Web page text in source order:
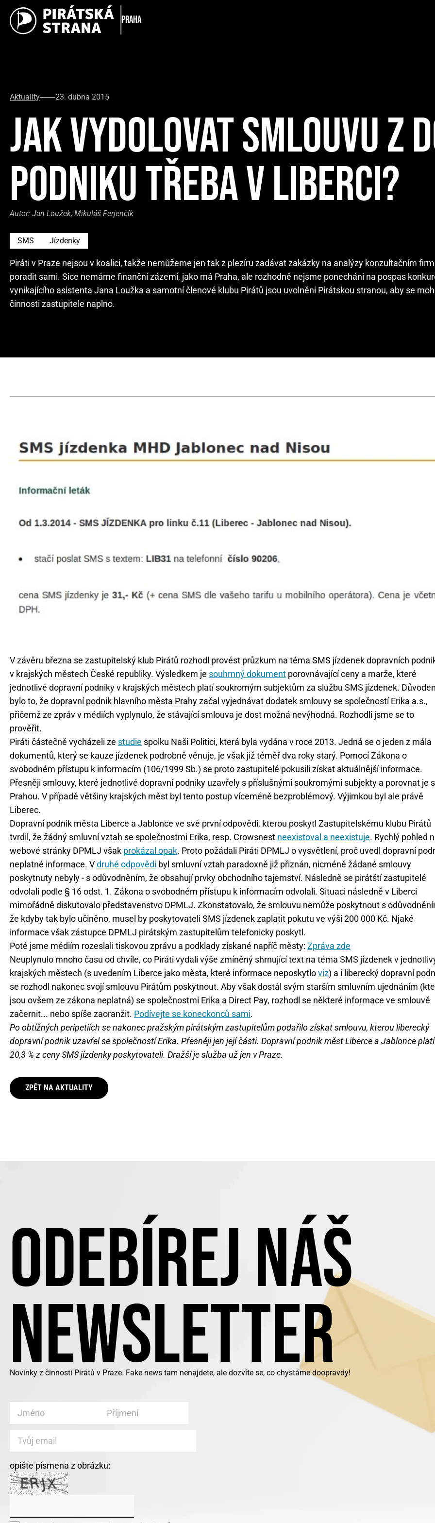
Praha
Aktuality 23. dubna 2015
JAK VYDOLOVAT SMLOUVU Z
PODNIKU TŘEBA V LIBERCI?
Autor: Jan Loužek, Mikuláš Ferjenčík
SMS Jízdenky
Piráti v Praze nejsou v koalici, takže nemůžeme jen tak z plezíru zadávat zakázky na analýzy konzultačním
poradit sami. Sice nemáme finanční zázemí, jako má Praha, ale rozhodně nejsme ponecháni na pospas
vynikajícího asistenta Jana Loužka a samotní členové klubu Pirátů jsou uvolněni Pirátskou stranou, aby se
činnosti zastupitele naplno.
V závěru března se zastupitelský klub Pirátů rozhodl provést průzkum na téma SMS jízdenek dopravních
v krajských městech České republiky. Výsledkem je souhrnný dokument porovnávající ceny a marže, které
jednotlivé dopravní podniky v krajských městech platí soukromým subjektům za službu SMS jízdenek.
bylo to, že dopravní podnik hlavního města Prahy začal vyjednávat dodatek smlouvy se společností Erika a.s.,
přičemž ze zpráv v médiích vyplynulo, že stávající smlouva je dost možná nevýhodná. Rozhodli jsme se to
prověřit.
Piráti částečně vycházeli ze studie spolku Naši Politici, která byla vydána v roce 2013. Jedná se o jeden z mála
dokumentů, který se kauze jízdenek podrobně věnuje, je však již téměř dva roky starý. Pomocí Zákona o
svobodném přístupu k informacím (106/1999 Sb.) se proto zastupitelé pokusili získat aktuálnější informace.
Přesněji smlouvy, které jednotlivé dopravní podniky uzavřely s příslušnými soukromými subjekty a porovnat je s
Prahou. V případě většiny krajských měst byl tento postup víceméně bezproblémový. Výjimkou byl ale právě
Liberec.
Dopravní podnik města Liberce a Jablonce ve své první odpovědi, kterou poskytl Zastupitelskému klubu Pirátů
tvrdil, že žádný smluvní vztah se společnostmi Erika, resp. Crowsnest neexistoval a neexistuje. Rychlý pohled
webové stránky DPMLJ však prokázal opak. Proto požádali Piráti DPMLJ o vysvětlení, proč uvedl dopravní
neplatné informace. Vdruhé odpovědi byl smluvní vztah paradoxně již přiznán, nicméně žádané smlouvy
poskytnuty nebyly - s odůvodněním, že obsahují prvky obchodního tajemství. Následně se pirátští zastupitelé
odvolali podle § 16 odst. 1. Zákona o svobodném přístupu k informacím odvolali. Situaci následně v Liberci
mimořádně diskutovalo představenstvo DPMLJ. Zkonstatovalo, že smlouvu nemůže poskytnout s
že kdyby tak bylo učiněno, musel by poskytovateli SMS jízdenek zaplatit pokutu ve výši 200 000 Kč. Njaké
informace však zástupce DPMLJ pirátským zastupitelům telefonicky poskytl.
Poté jsme médiím rozeslali tiskovou zprávu a podklady získané napříč městy: Zpráva zde
Neuplynulo mnoho času od chvíle, co Piráti vydali výše zmíněný shrnující text na téma SMS jízdenek v
krajských městech (s uvedením Liberce jako města, které informace neposkytloviz) a i liberecký dopravní
se rozhodl nakonec svojí smlouvu Pirátům poskytnout. Aby však dostál svým starším smluvním ujednáním
jsou ovšem ze zákona neplatná) se společnostmi Erika a Direct Pay, rozhodl se některé informace ve smlouvě
začernit... nebo spíše zaoranžit. Podívejte se koneckonců sami.
Po obtížných peripetiích se nakonec pražským pirátským zastupitelům podařilo získat smlouvu, kterou liberecký
dopravní podnik uzavřel se společností Erika. Přesněji jen její části. Dopravní podnik měst Liberce a Jablonce platí
20,3 % z ceny SMS jízdenky poskytovateli. Dražší je služba už jen v Praze.
ZPĚT NA AKTUALITY
ODEBÍREJ NÁŠ
NEWSLETTER
Novinky z činnosti Pirátů v Praze. Fake news tam nenajdete, ale dozvíte se, co chystáme doopravdy!
opište písmena z obrázku: